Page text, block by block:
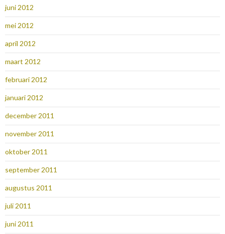
juni 2012
mei 2012
april 2012
maart 2012
februari 2012
januari 2012
december 2011
november 2011
oktober 2011
september 2011
augustus 2011
juli 2011
juni 2011